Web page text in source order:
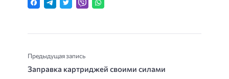
Предыдущая запись
Заправка картриджей своими силами